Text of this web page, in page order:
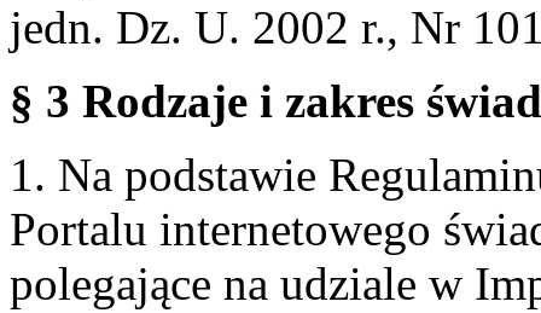
jedn. Dz. U. 2002 r., Nr
§ 3 Rodzaje i zakres
1. Na podstawie
Portalu internetowego
polegające na udziale w